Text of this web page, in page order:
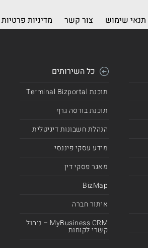
תנאי שימוש צור קשר מדיניות פרטיות
כל השירותים
תוכנת Terminal Bizportal
תוכנת בורסה גרף
הנהלת חשבונות דיגיטלית
מידע עסקי פיננסי
מאגר פסקי דין
BizMap
איתור חברה
MyBusiness CRM – ניהול
קשרי לקוחות